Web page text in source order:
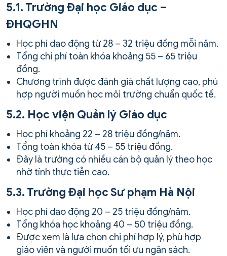
5.1. Trường Đại học Giáo dục –
ĐHQGHN
Học phí dao động từ 28 – 32 triệu đồng mỗi năm.
Tổng chi phí toàn khóa khoảng 55 – 65 triệu
đồng.
Chương trình được đánh giá chất lượng cao, phù
hợp người muốn học môi trường chuẩn quốc tế.
5.2. Học viện Quản lý Giáo dục
Học phí khoảng 22 – 28 triệu đồng/năm.
Tổng toàn khóa từ 45 – 55 triệu đồng.
Đây là trường có nhiều cán bộ quản lý theo học
nhờ tính thực tiễn cao.
5.3. Trường Đại học Sư phạm Hà Nội
Học phí dao động 20 – 25 triệu đồng/năm.
Tổng khóa học khoảng 40 – 50 triệu đồng.
Được xem là lựa chọn chi phí hợp lý, phù hợp
giáo viên và người muốn tối ưu ngân sách.